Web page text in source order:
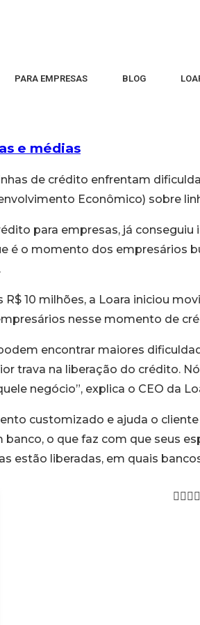
PARA EMPRESAS BLOG
e médias
de crédito enfrentam
Econômico) sobre
para empresas, já
é o momento dos
10 milhões, a Loara iniciou
nesse momento de
encontrar maiores
trava na liberação do crédito.
negócio”, explica o CEO da
customizado e ajuda o
o que faz com que seus
estão liberadas, em quais